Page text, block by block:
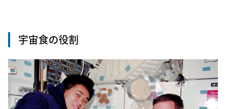
宇宙食の役割